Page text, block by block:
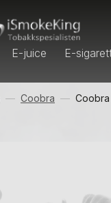
E-juice E-
Coobra Coobra